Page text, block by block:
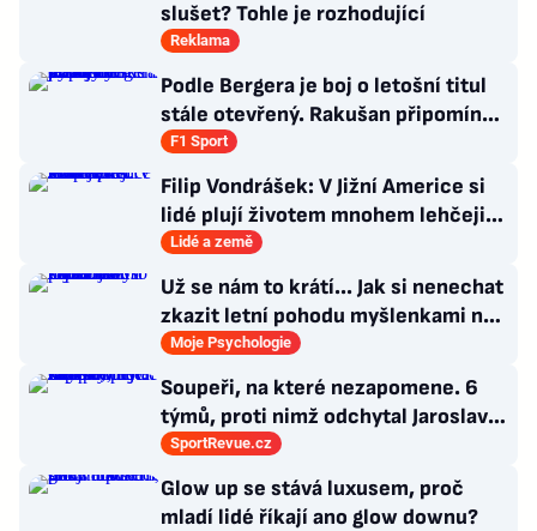
slušet? Tohle je rozhodující
Reklama
Podle Bergera je boj o letošní titul
stále otevřený. Rakušan připomíná
vývoj loňské sezony
F1 Sport
Filip Vondrášek: V Jižní Americe si
lidé plují životem mnohem lehčeji,
věci tolik neřeší
Lidé a země
Už se nám to krátí... Jak si nenechat
zkazit letní pohodu myšlenkami na
zářijový zápřah?
Moje Psychologie
Soupeři, na které nezapomene. 6
týmů, proti nimž odchytal Jaroslav
Drobný nejvíc zápasů v kariéře
SportRevue.cz
Glow up se stává luxusem, proč
mladí lidé říkají ano glow downu?